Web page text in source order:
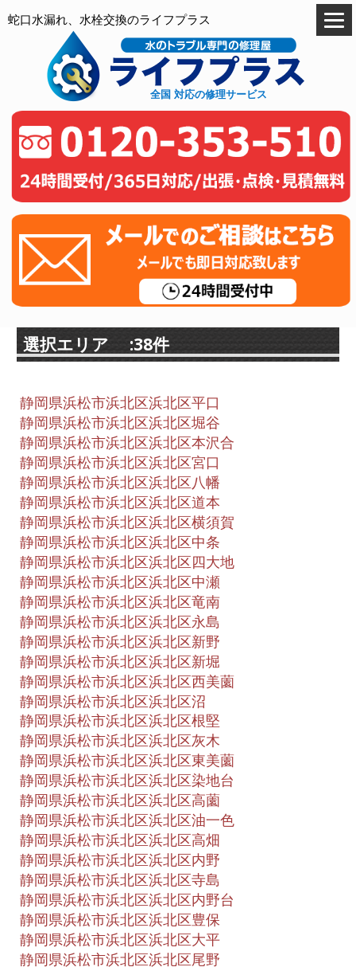
蛇口水漏れ、水栓交換のライフプラス
全国 対応の修理サービス
選択エリア :38件
静岡県浜松市浜北区浜北区平口
静岡県浜松市浜北区浜北区堀谷
静岡県浜松市浜北区浜北区本沢合
静岡県浜松市浜北区浜北区宮口
静岡県浜松市浜北区浜北区八幡
静岡県浜松市浜北区浜北区道本
静岡県浜松市浜北区浜北区横須賀
静岡県浜松市浜北区浜北区中条
静岡県浜松市浜北区浜北区四大地
静岡県浜松市浜北区浜北区中瀬
静岡県浜松市浜北区浜北区竜南
静岡県浜松市浜北区浜北区永島
静岡県浜松市浜北区浜北区新野
静岡県浜松市浜北区浜北区新堀
静岡県浜松市浜北区浜北区西美薗
静岡県浜松市浜北区浜北区沼
静岡県浜松市浜北区浜北区根堅
静岡県浜松市浜北区浜北区灰木
静岡県浜松市浜北区浜北区東美薗
静岡県浜松市浜北区浜北区染地台
静岡県浜松市浜北区浜北区高薗
静岡県浜松市浜北区浜北区油一色
静岡県浜松市浜北区浜北区高畑
静岡県浜松市浜北区浜北区内野
静岡県浜松市浜北区浜北区寺島
静岡県浜松市浜北区浜北区内野台
静岡県浜松市浜北区浜北区豊保
静岡県浜松市浜北区浜北区大平
静岡県浜松市浜北区浜北区尾野